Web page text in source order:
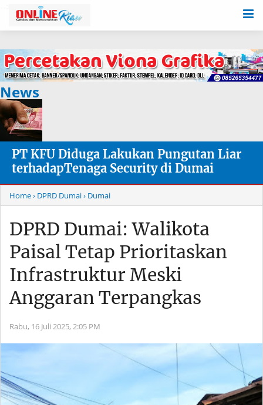
News
PT KFU Diduga Lakukan Pungutan Liar
terhadapTenaga Security di Dumai
Home› DPRD Dumai› Dumai
DPRD Dumai: Walikota
Paisal Tetap Prioritaskan
Infrastruktur Meski
Anggaran Terpangkas
Rabu, 16 Juli 2025, 2:05 PM